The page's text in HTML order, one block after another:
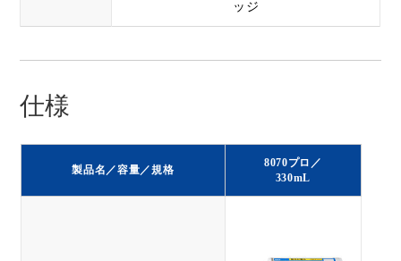
ッジ
仕様
製品名／容量／規格
8070プロ／
330mL